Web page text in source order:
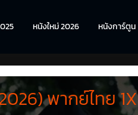
หนังใหม่ 2026 หนังการ์ตูน
พากย์ไทย 1X